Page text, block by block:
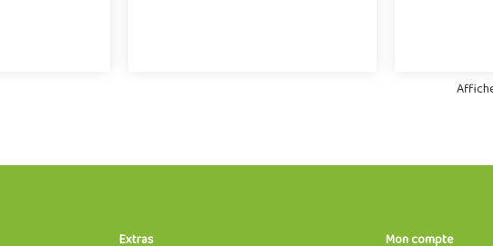
Extras Mon compte